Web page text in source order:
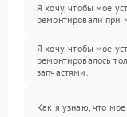
Я хочу, чтобы мое
ремонтировали при
Я хочу, чтобы мое
ремонтировалось
запчастями.
Как я узнаю, что мое